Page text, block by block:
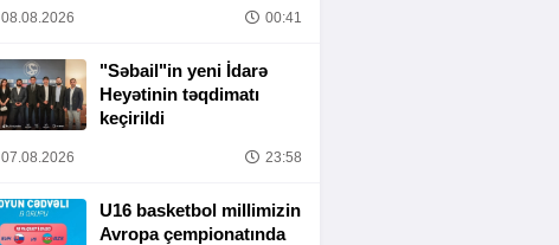
08.08.2026 00:41
"Səbail"in yeni İdarə
Heyətinin təqdimatı
keçirildi
07.08.2026 23:58
U16 basketbol millimizin
Avropa çempionatında